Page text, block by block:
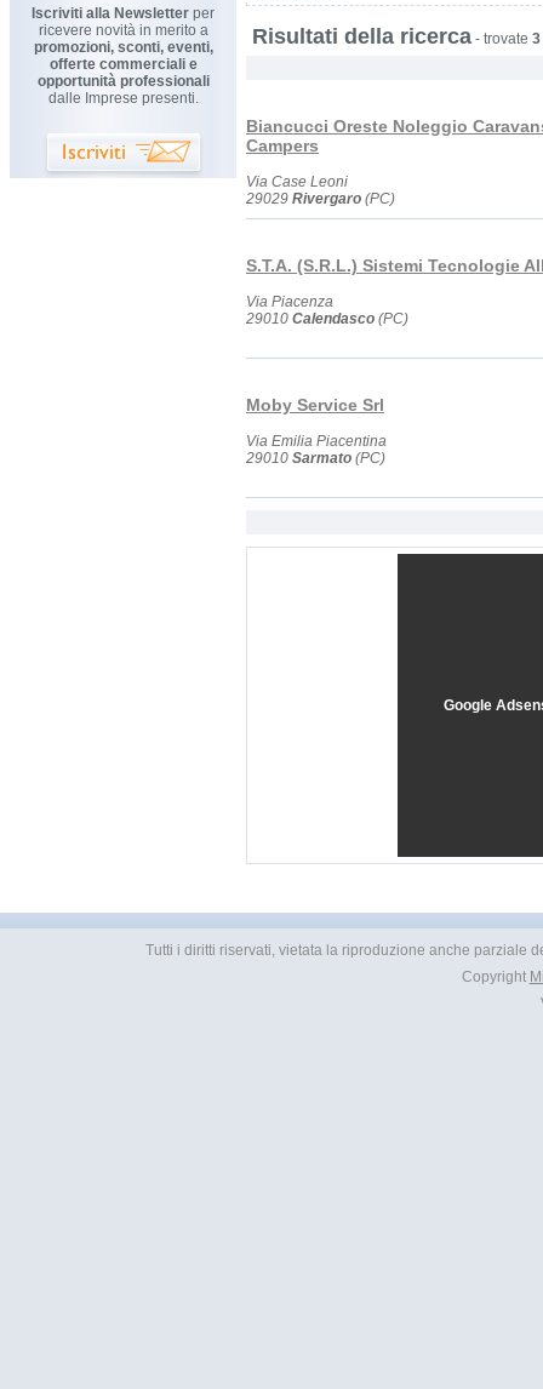
Iscriviti alla Newsletter per
ricevere novità in merito a
promozioni, sconti, eventi,
offerte commerciali e
opportunità professionali
dalle Imprese presenti.
Risultati della ricerca - trovate 3
Biancucci Oreste Noleggio
Campers
Via Case Leoni
29029 Rivergaro (PC)
S.T.A. (S.R.L.) Sistemi Tecnologie
Via Piacenza
29010 Calendasco (PC)
Moby Service Srl
Via Emilia Piacentina
29010 Sarmato (PC)
Google
Tutti i diritti riservati, vietata la riproduzione anche parziale
Copyright